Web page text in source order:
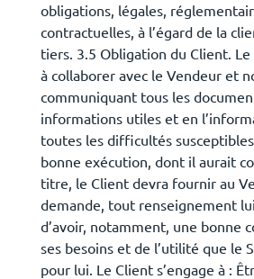
obligations, légales,
contractuelles, à l’égard de la
tiers. 3.5 Obligation du Client. Le
à collaborer avec le Vendeur et
communiquant tous les
informations utiles et en
toutes les difficultés
bonne exécution, dont il aurait
titre, le Client devra fournir au
demande, tout renseignement
d’avoir, notamment, une bonne
ses besoins et de l’utilité que le
pour lui. Le Client s’engage à :